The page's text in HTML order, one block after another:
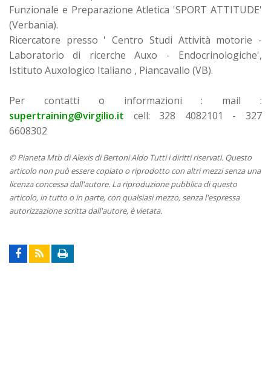
Funzionale e Preparazione Atletica 'SPORT ATTITUDE'
(Verbania).
Ricercatore presso ' Centro Studi Attività motorie -
Laboratorio di ricerche Auxo - Endocrinologiche',
Istituto Auxologico Italiano , Piancavallo (VB).
Per contatti o informazioni : mail :
supertraining@virgilio.it cell: 328 4082101 - 327
6608302
© Pianeta Mtb di Alexis di Bertoni Aldo Tutti i diritti riservati. Questo
articolo non può essere copiato o riprodotto con altri mezzi senza una
licenza concessa dall'autore. La riproduzione pubblica di questo
articolo, in tutto o in parte, con qualsiasi mezzo, senza l'espressa
autorizzazione scritta dall'autore, è vietata.